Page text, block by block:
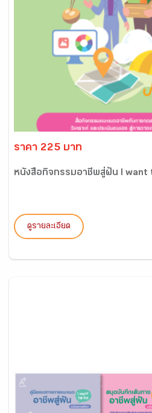
ราคา 225 บาท
หนังสือกิจกรรมอาชีพสู่ฝัน I want
ดูรายละเอียด